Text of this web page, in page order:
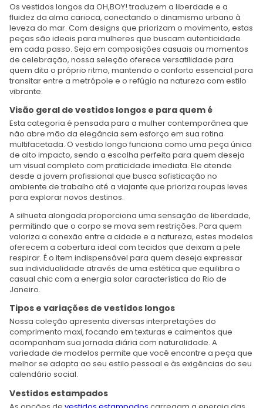
Os vestidos longos da OH,BOY! traduzem a liberdade e a
fluidez da alma carioca, conectando o dinamismo urbano à
leveza do mar. Com designs que priorizam o movimento, estas
peças são ideais para mulheres que buscam autenticidade
em cada passo. Seja em composições casuais ou momentos
de celebração, nossa seleção oferece versatilidade para
quem dita o próprio ritmo, mantendo o conforto essencial para
transitar entre a metrópole e o refúgio na natureza com estilo
vibrante.
Visão geral de vestidos longos e para quem é
Esta categoria é pensada para a mulher contemporânea que
não abre mão da elegância sem esforço em sua rotina
multifacetada. O vestido longo funciona como uma peça única
de alto impacto, sendo a escolha perfeita para quem deseja
um visual completo com praticidade imediata. Ele atende
desde a jovem profissional que busca sofisticação no
ambiente de trabalho até a viajante que prioriza roupas leves
para explorar novos destinos.
A silhueta alongada proporciona uma sensação de liberdade,
permitindo que o corpo se mova sem restrições. Para quem
valoriza a conexão entre a cidade e a natureza, estes modelos
oferecem a cobertura ideal com tecidos que deixam a pele
respirar. É o item indispensável para quem deseja expressar
sua individualidade através de uma estética que equilibra o
casual chic com a energia solar característica do Rio de
Janeiro.
Tipos e variações de vestidos longos
Nossa coleção apresenta diversas interpretações do
comprimento maxi, focando em texturas e caimentos que
acompanham sua jornada diária com naturalidade. A
variedade de modelos permite que você encontre a peça que
melhor se adapta ao seu estilo pessoal e às exigências do seu
calendário social.
Vestidos estampados